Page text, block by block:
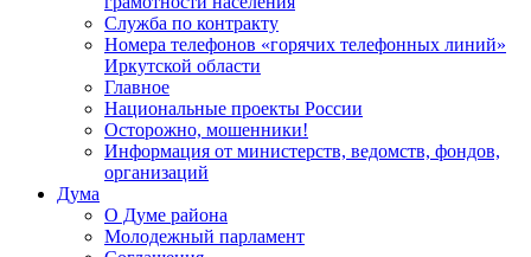
Служба по контракту
Номера телефонов «горячих телефонных линий»
Иркутской области
Главное
Национальные проекты России
Осторожно, мошенники!
Информация от министерств, ведомств, фондов,
организаций
Дума
О Думе района
Молодежный парламент